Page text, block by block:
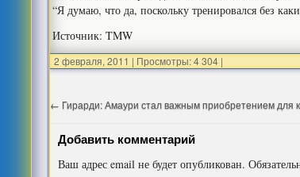
“Я думаю, что да, поскольку тренировался без
Источник: TMW
2 февраля, 2011 | Просмотры: 4 304 |
← Гирарди: Амаури стал важным приобретением для
Добавить комментарий
Ваш адрес email не будет опубликован.